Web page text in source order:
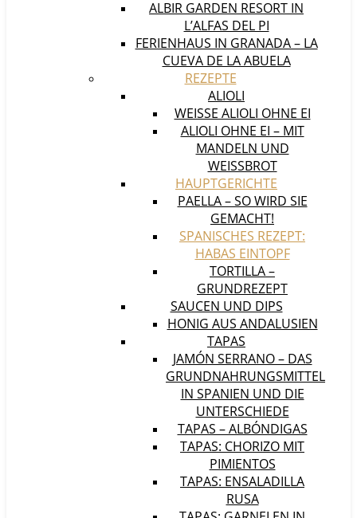
ALBIR GARDEN RESORT IN
L’ALFAS DEL PI
FERIENHAUS IN GRANADA – LA
CUEVA DE LA ABUELA
REZEPTE
ALIOLI
WEISSE ALIOLI OHNE EI
ALIOLI OHNE EI – MIT
MANDELN UND
WEISSBROT
HAUPTGERICHTE
PAELLA – SO WIRD SIE
GEMACHT!
SPANISCHES REZEPT:
HABAS EINTOPF
TORTILLA –
GRUNDREZEPT
SAUCEN UND DIPS
HONIG AUS ANDALUSIEN
TAPAS
JAMÓN SERRANO – DAS
GRUNDNAHRUNGSMITTEL
IN SPANIEN UND DIE
UNTERSCHIEDE
TAPAS – ALBÓNDIGAS
TAPAS: CHORIZO MIT
PIMIENTOS
TAPAS: ENSALADILLA
RUSA